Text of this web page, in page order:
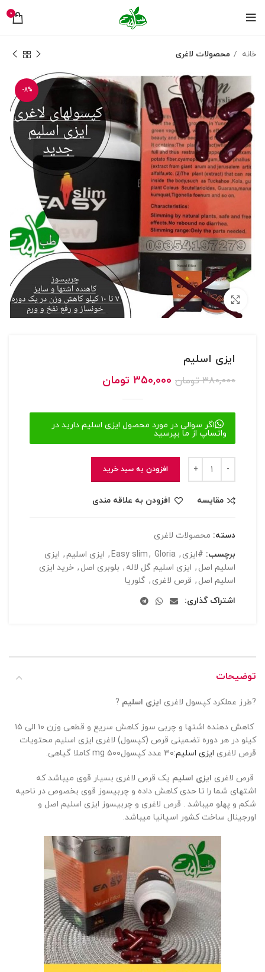
0
خانه محصولات لاغری
-8%
بزرگنمایی تصویر
ایزی اسلیم
380,000 تومان قیمت
بود.
350,000 تومان
است.
اگر سوالی در مورد محصول ایزی اسلیم دارید در
واتساپ از ما بپرسید
افزودن به سبد خرید
مقایسه افزودن به علاقه مندی
دسته: محصولات لاغری
برچسب: #ایزی ,
Easy slim, Gloria
, ایزی اسلیم, ایزی
اسلیم اصل , ایزی اسلیم گل لاله , بلوبری اصل , خرید ایزی
اسلیم اصل , قرص لاغری , گلوریا
اشتراک گذاری:
توضیحات
?طرز عملکرد کپسول لاغری ایزی اسلیم ?
کاهش دهنده اشتها و چربی سوز کاهش سریع و قطعی وزن ۱۰ الی ۱۵
کیلو در هر دوره تضمینی قرص (کپسول) لاغری ایزی اسلیم محتویات
قرص لاغری ایزی اسلیم:۳۰ عدد کپسول۵۰۰ mg کاملا گیاهی.
قرص لاغری ایزی اسلیم یک قرص لاغری بسیار قوی میباشد که
اشتهای شما را تا حدی کاهش داده و چربیسوز قوی بخصوص در ناحیه
شکم و پهلو میباشد . قرص لاغری و چربیسوز ایزی اسلیم اصل و
اورجینال ساخت کشور اسپانیا میباشد.